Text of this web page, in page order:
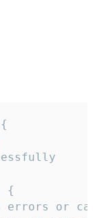
{
errors or